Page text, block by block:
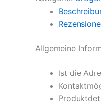
Allgemeine
Ist die